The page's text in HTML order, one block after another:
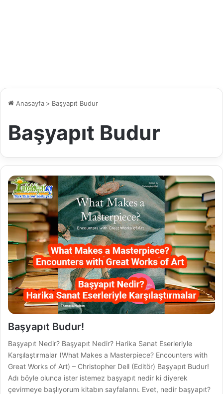
Anasayfa > Başyapıt Budur
Başyapıt Budur
Başyapıt Budur!
Başyapıt Nedir? Başyapıt Nedir? Harika Sanat Eserleriyle
Karşılaştırmalar (What Makes a Masterpiece? Encounters with
Great Works of Art) – Christopher Dell (Editör) Başyapıt Budur!
Adı böyle olunca ister istemez başyapıt nedir ki diyerek
çevirmeye başlıyorum kitabın sayfalarını. Evet, nedir başyapıt?